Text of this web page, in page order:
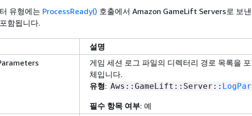
유형에는 ProcessReady() 호출에서 Amazon GameLift Servers로 보
함됩니다.
설명
게임 세션 로그 파일의 디렉터리 경로 목록을
체입니다.
유형: Aws::GameLift::Server::
필수 항목 여부: 예